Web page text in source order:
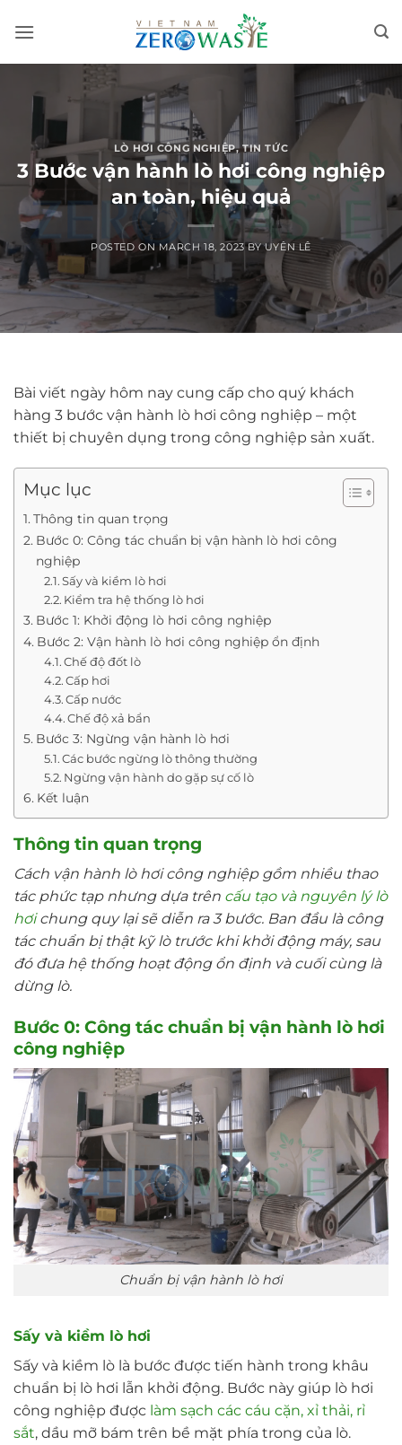
LÒ HƠI CÔNG NGHIỆP,TIN TỨC
3 Bước vận hành lò hơi công nghiệp
an toàn, hiệu quả
POSTED ON MARCH 18, 2023 BYUYÊN LÊ
Bài viết ngày hôm nay cung cấp cho quý khách
hàng 3 bước vận hành lò hơi công nghiệp – một
thiết bị chuyên dụng trong công nghiệp sản xuất.
Mục lục
Thông tin quan trọng
Bước 0: Công tác chuẩn bị vận hành lò hơi công
nghiệp
Sấy và kiềm lò hơi
Kiểm tra hệ thống lò hơi
Bước 1: Khởi động lò hơi công nghiệp
Bước 2: Vận hành lò hơi công nghiệp ổn định
Chế độ đốt lò
Cấp hơi
Cấp nước
Chế độ xả bẩn
Bước 3: Ngừng vận hành lò hơi
Các bước ngừng lò thông thường
Ngừng vận hành do gặp sự cố lò
Kết luận
Thông tin quan trọng
Cách vận hành lò hơi công nghiệp gồm nhiều thao
tác phức tạp nhưng dựa trên cấu tạo và nguyên lý lò
hơichung quy lại sẽ diễn ra 3 bước. Ban đầu là công
tác chuẩn bị thật kỹ lò trước khi khởi động máy, sau
đó đưa hệ thống hoạt động ổn định và cuối cùng là
dừng lò.
Bước 0: Công tác chuẩn bị vận hành lò hơi
công nghiệp
Chuẩn bị vận hành lò hơi
Sấy và kiềm lò hơi
Sấy và kiềm lò là bước được tiến hành trong khâu
chuẩn bị lò hơi lẫn khởi động. Bước này giúp lò hơi
công nghiệp được làm sạch các cáu cặn, xỉ thải, rỉ
sắt, dầu mỡ bám trên bề mặt phía trong của lò.